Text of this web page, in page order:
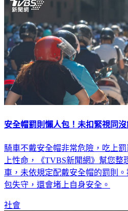
騎車不戴安全帽非常危險，吃上
上性命，《TVBS新聞網》幫您整
車，未依規定配戴安全帽的罰則。